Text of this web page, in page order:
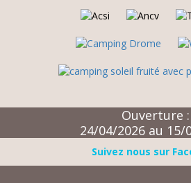
Ouverture :
24/04/2026 au 15/
Suivez nous sur